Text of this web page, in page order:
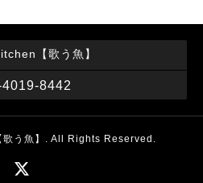
【歌う魚】
8442
う魚】 . All Rights Reserved.